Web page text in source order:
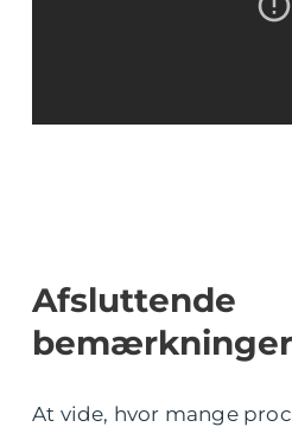
Afsluttende
At vide, hvor mange